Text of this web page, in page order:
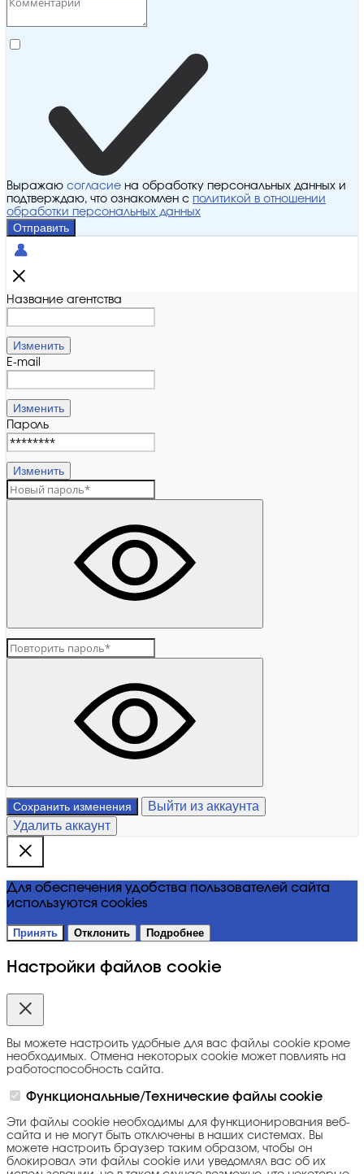
Выражаю согласие на обработку персональных данных и
подтверждаю, что ознакомлен с политикой в отношении
обработки персональных данных
Отправить
Название агентства
Изменить
E-mail
Изменить
Пароль
Изменить
Сохранить изменения
Выйти из аккаунта
Удалить аккаунт
Для обеспечения удобства пользователей сайта
используются cookies
Принять Отклонить Подробнее
Настройки файлов cookie
Вы можете настроить удобные для вас файлы cookie кроме
необходимых. Отмена некоторых cookie может повлиять на
работоспособность сайта.
Функциональные/Технические файлы cookie
Эти файлы cookie необходимы для функционирования веб-
сайта и не могут быть отключены в наших системах. Вы
можете настроить браузер таким образом, чтобы он
блокировал эти файлы cookie или уведомлял вас об их